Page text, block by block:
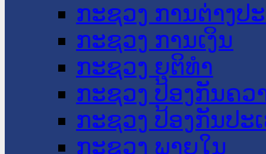
ກະຊວງ ການຕ່າງປ
ກະຊວງ ການເງິນ
ກະຊວງ ຍຸຕິທໍາ
ກະຊວງ ປ້ອງກັນຄວ
ກະຊວງ ປ້ອງກັນປະ
ກະຊວງ ພາຍໃນ